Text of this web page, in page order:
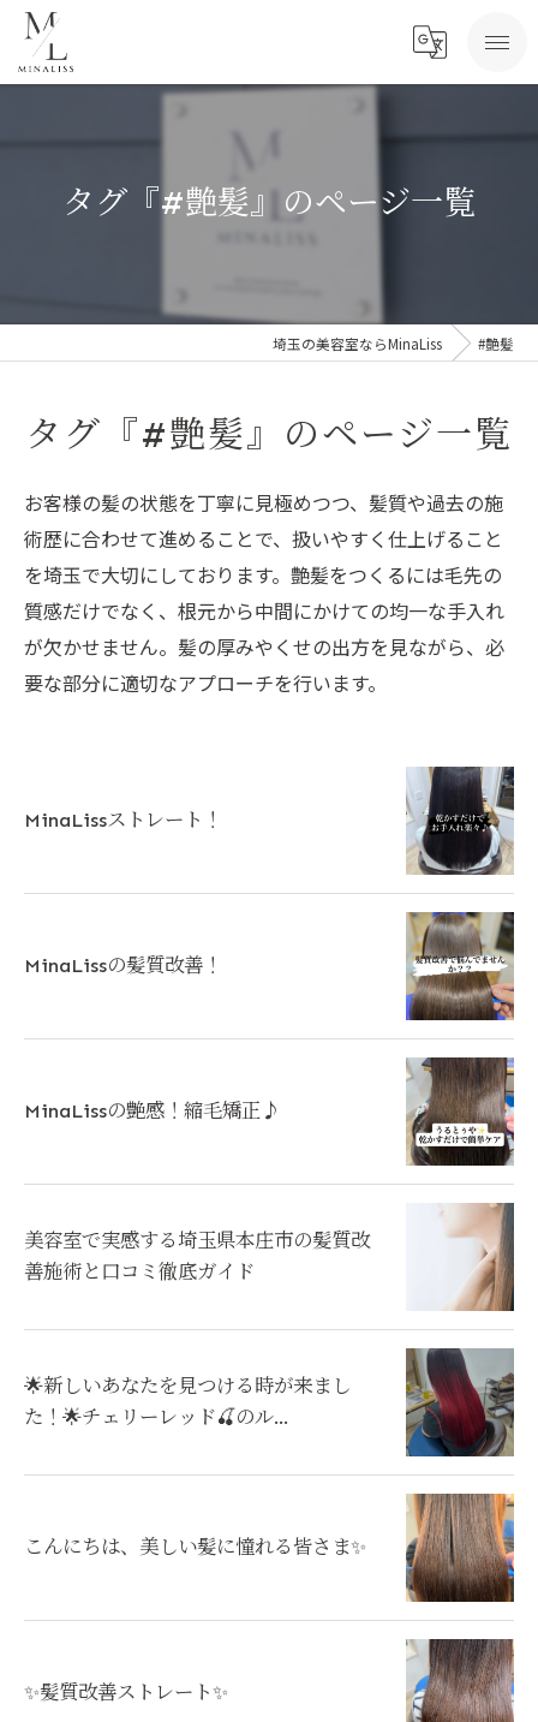
タグ『#艶髪』のページ一覧
埼玉の美容室ならMinaLiss #艶髪
タグ『#艶髪』のページ一覧
お客様の髪の状態を丁寧に見極めつつ、髪質や過去の施
術歴に合わせて進めることで、扱いやすく仕上げること
を埼玉で大切にしております。艶髪をつくるには毛先の
質感だけでなく、根元から中間にかけての均一な手入れ
が欠かせません。髪の厚みやくせの出方を見ながら、必
要な部分に適切なアプローチを行います。
MinaLissストレート！
MinaLissの髪質改善！
MinaLissの艶感！縮毛矯正♪
美容室で実感する埼玉県本庄市の髪質改
善施術と口コミ徹底ガイド
🌟新しいあなたを見つける時が来まし
た！🌟チェリーレッド🍒のル...
こんにちは、美しい髪に憧れる皆さま✨
✨髪質改善ストレート✨